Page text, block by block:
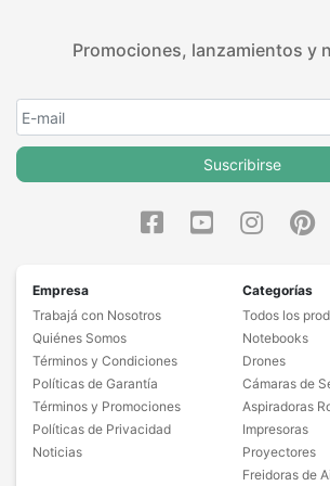
Promociones, lanzamientos y
Suscribirse
Empresa
Trabajá con Nosotros
Quiénes Somos
Términos y Condiciones
Políticas de Garantía
Términos y Promociones
Políticas de Privacidad
Noticias
Categorías
Todos los
Notebooks
Drones
Cámaras de
Aspiradoras
Impresoras
Proyectores
Freidoras de